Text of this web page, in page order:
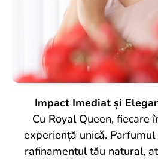
Impact Imediat și
Cu Royal Queen, fiecare
experiență unică.
rafinamentul tău natural,